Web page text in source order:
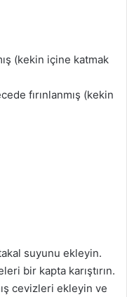
(kekin içine katmak
fırınlanmış (kekin
suyunu ekleyin.
bir kapta karıştırın.
cevizleri ekleyin ve